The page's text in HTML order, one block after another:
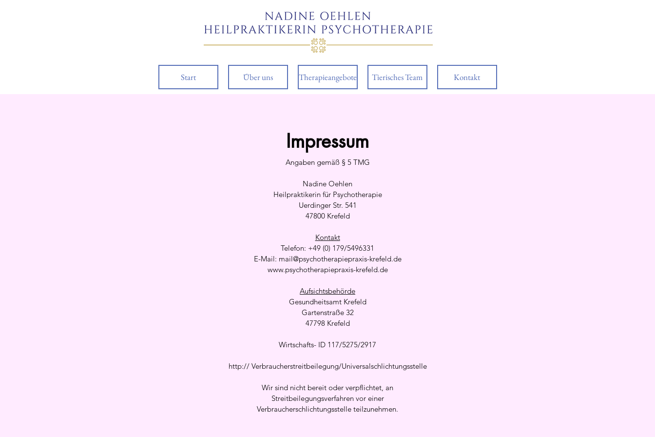
Start Über uns Therapieangebote Tierisches Team Kontakt
Impressum
Angaben gemäß § 5 TMG
Nadine Oehlen
Heilpraktikerin für Psychotherapie
Uerdinger Str. 541
47800 Krefeld
Kontakt
Telefon: +49 (0) 179/5496331
E-Mail: mail@psychotherapiepraxis-krefeld.de
www.psychotherapiepraxis-krefeld.de
Aufsichtsbehörde
Gesundheitsamt Krefeld
Gartenstraße 32
47798 Krefeld
Wirtschafts- ID 117/5275/2917
http:// Verbraucherstreitbeilegung/Universalschlichtungsstelle
Wir sind nicht bereit oder verpflichtet, an
Streitbeilegungsverfahren vor einer
Verbraucherschlichtungsstelle teilzunehmen.